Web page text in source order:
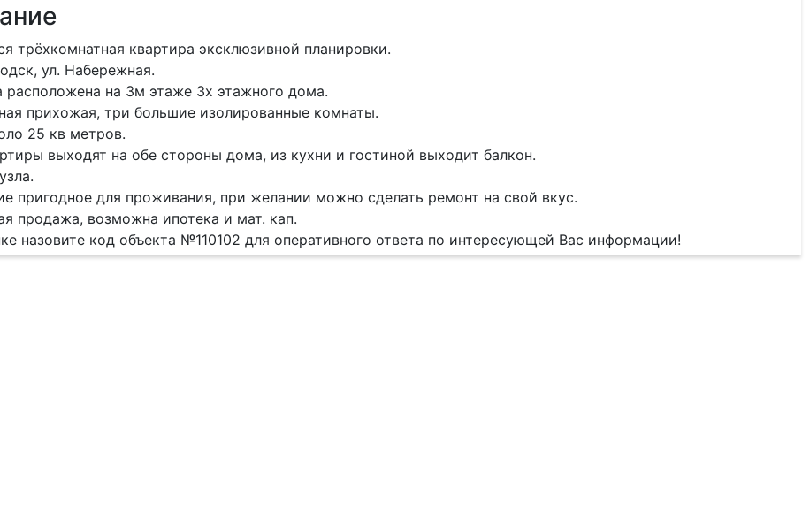
трёхкомнатная квартира эксклюзивной планировки.
ул. Набережная.
расположена на 3м этаже 3х этажного дома.
прихожая, три большие изолированные комнаты.
25 кв метров.
выходят на обе стороны дома, из кухни и гостиной выходит балкон.
пригодное для проживания, при желании можно сделать ремонт на свой вкус.
продажа, возможна ипотека и мат. кап.
назовите код объекта №110102 для оперативного ответа по интересующей Вас информации!